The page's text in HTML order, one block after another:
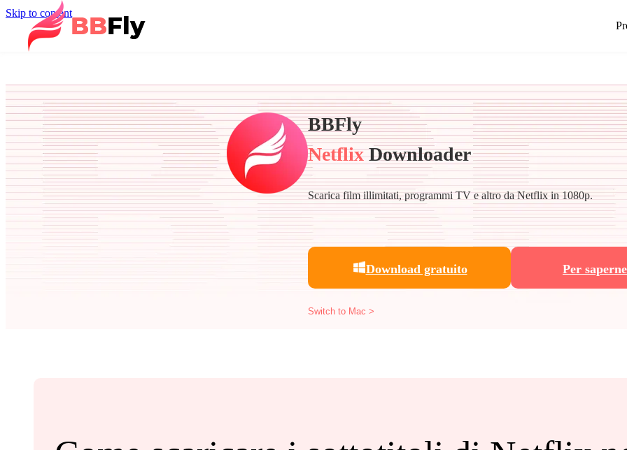
Skip to content
BBFly
NetflixDownloader
Scarica film illimitati, programmi TV e altro da Netflix in 1080p.
Download gratuito Per
Switch to Mac >